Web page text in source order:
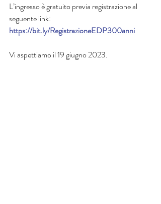
L’ingresso è gratuito previa registrazione al
seguente link:
https://bit.ly/RegistrazioneEDP300anni
Vi aspettiamo il 19 giugno 2023.